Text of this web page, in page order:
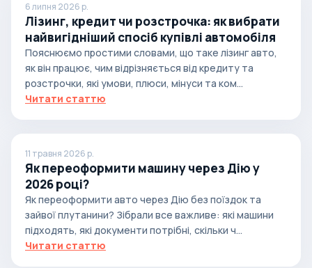
6 липня 2026 р.
Лізинг, кредит чи розстрочка: як вибрати
найвигідніший спосіб купівлі автомобіля
Пояснюємо простими словами, що таке лізинг авто,
як він працює, чим відрізняється від кредиту та
розстрочки, які умови, плюси, мінуси та ком...
Читати статтю
11 травня 2026 р.
Як переоформити машину через Дію у
2026 році?
Як переоформити авто через Дію без поїздок та
зайвої плутанини? Зібрали все важливе: які машини
підходять, які документи потрібні, скільки ч...
Читати статтю